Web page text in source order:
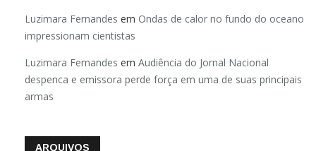
Luzimara Fernandes em Ondas de calor no fundo do oceano
impressionam cientistas
Luzimara Fernandes em Audiência do Jornal Nacional
despenca e emissora perde força em uma de suas principais
armas
ARQUIVOS